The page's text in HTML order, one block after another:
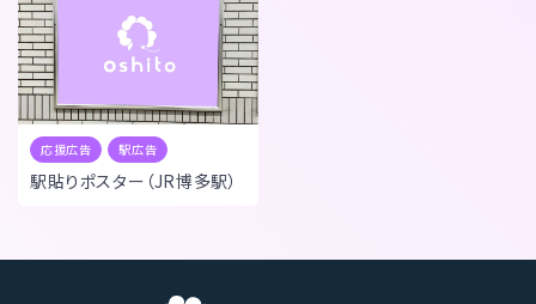
応援広告 駅広告
駅貼りポスター（JR博多駅）